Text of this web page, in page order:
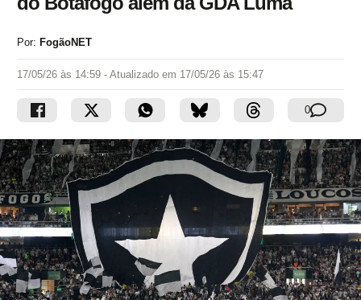
Por: FogãoNET
17/05/26 às 14:59 - Atualizado em 17/05/26 às 15:47
0